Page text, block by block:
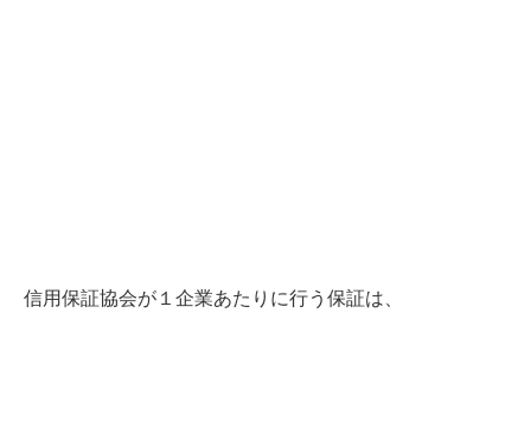
信用保証協会が１企業あたりに行う保証は、